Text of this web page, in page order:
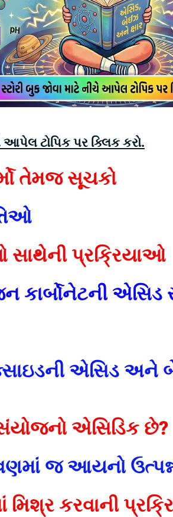
ટોપિક પર ક્લિક કરો.
તેમજ સૂચકો
પ્રક્રિયાઓ
કાર્બોનેટની
એસિડ અને
એસિડિક છે?
જ આયનો
કરવાની